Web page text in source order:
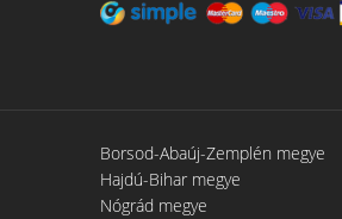
Borsod-Abaúj-Zemplén megye
Hajdú-Bihar megye
Nógrád megye